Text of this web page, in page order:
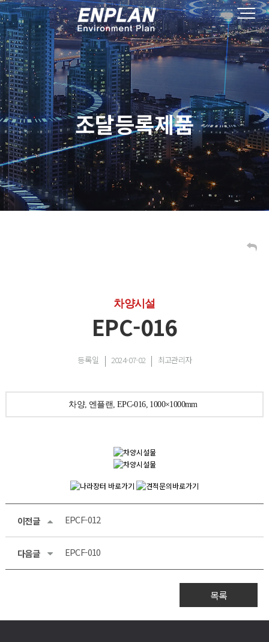
조달등록제품
차양시설
EPC-016
등록일 2024-07-02 최고관리자
차양, 엔플랜, EPC-016, 1000×1000mm
이전글 EPCF-012
다음글 EPCF-010
목록